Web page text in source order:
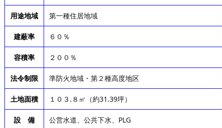
用途地域 第一種住居地域
建蔽率 ６０％
容積率 ２００％
法令制限 準防火地域・第２種高度地区
土地面積 １０３.８㎡（約31.39坪）
設 備 公営水道、公共下水、PLG